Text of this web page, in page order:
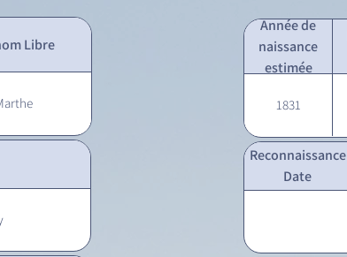
Libre
Année de
naissance
estimée
1831
Reconnaissance
Date